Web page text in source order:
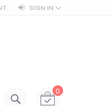
SIGN IN
All Categories
SEARCH My Cart
0